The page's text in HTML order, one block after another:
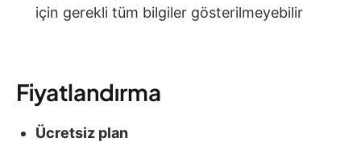
için gerekli tüm bilgiler gösterilmeyebilir
Fiyatlandırma
Ücretsiz plan